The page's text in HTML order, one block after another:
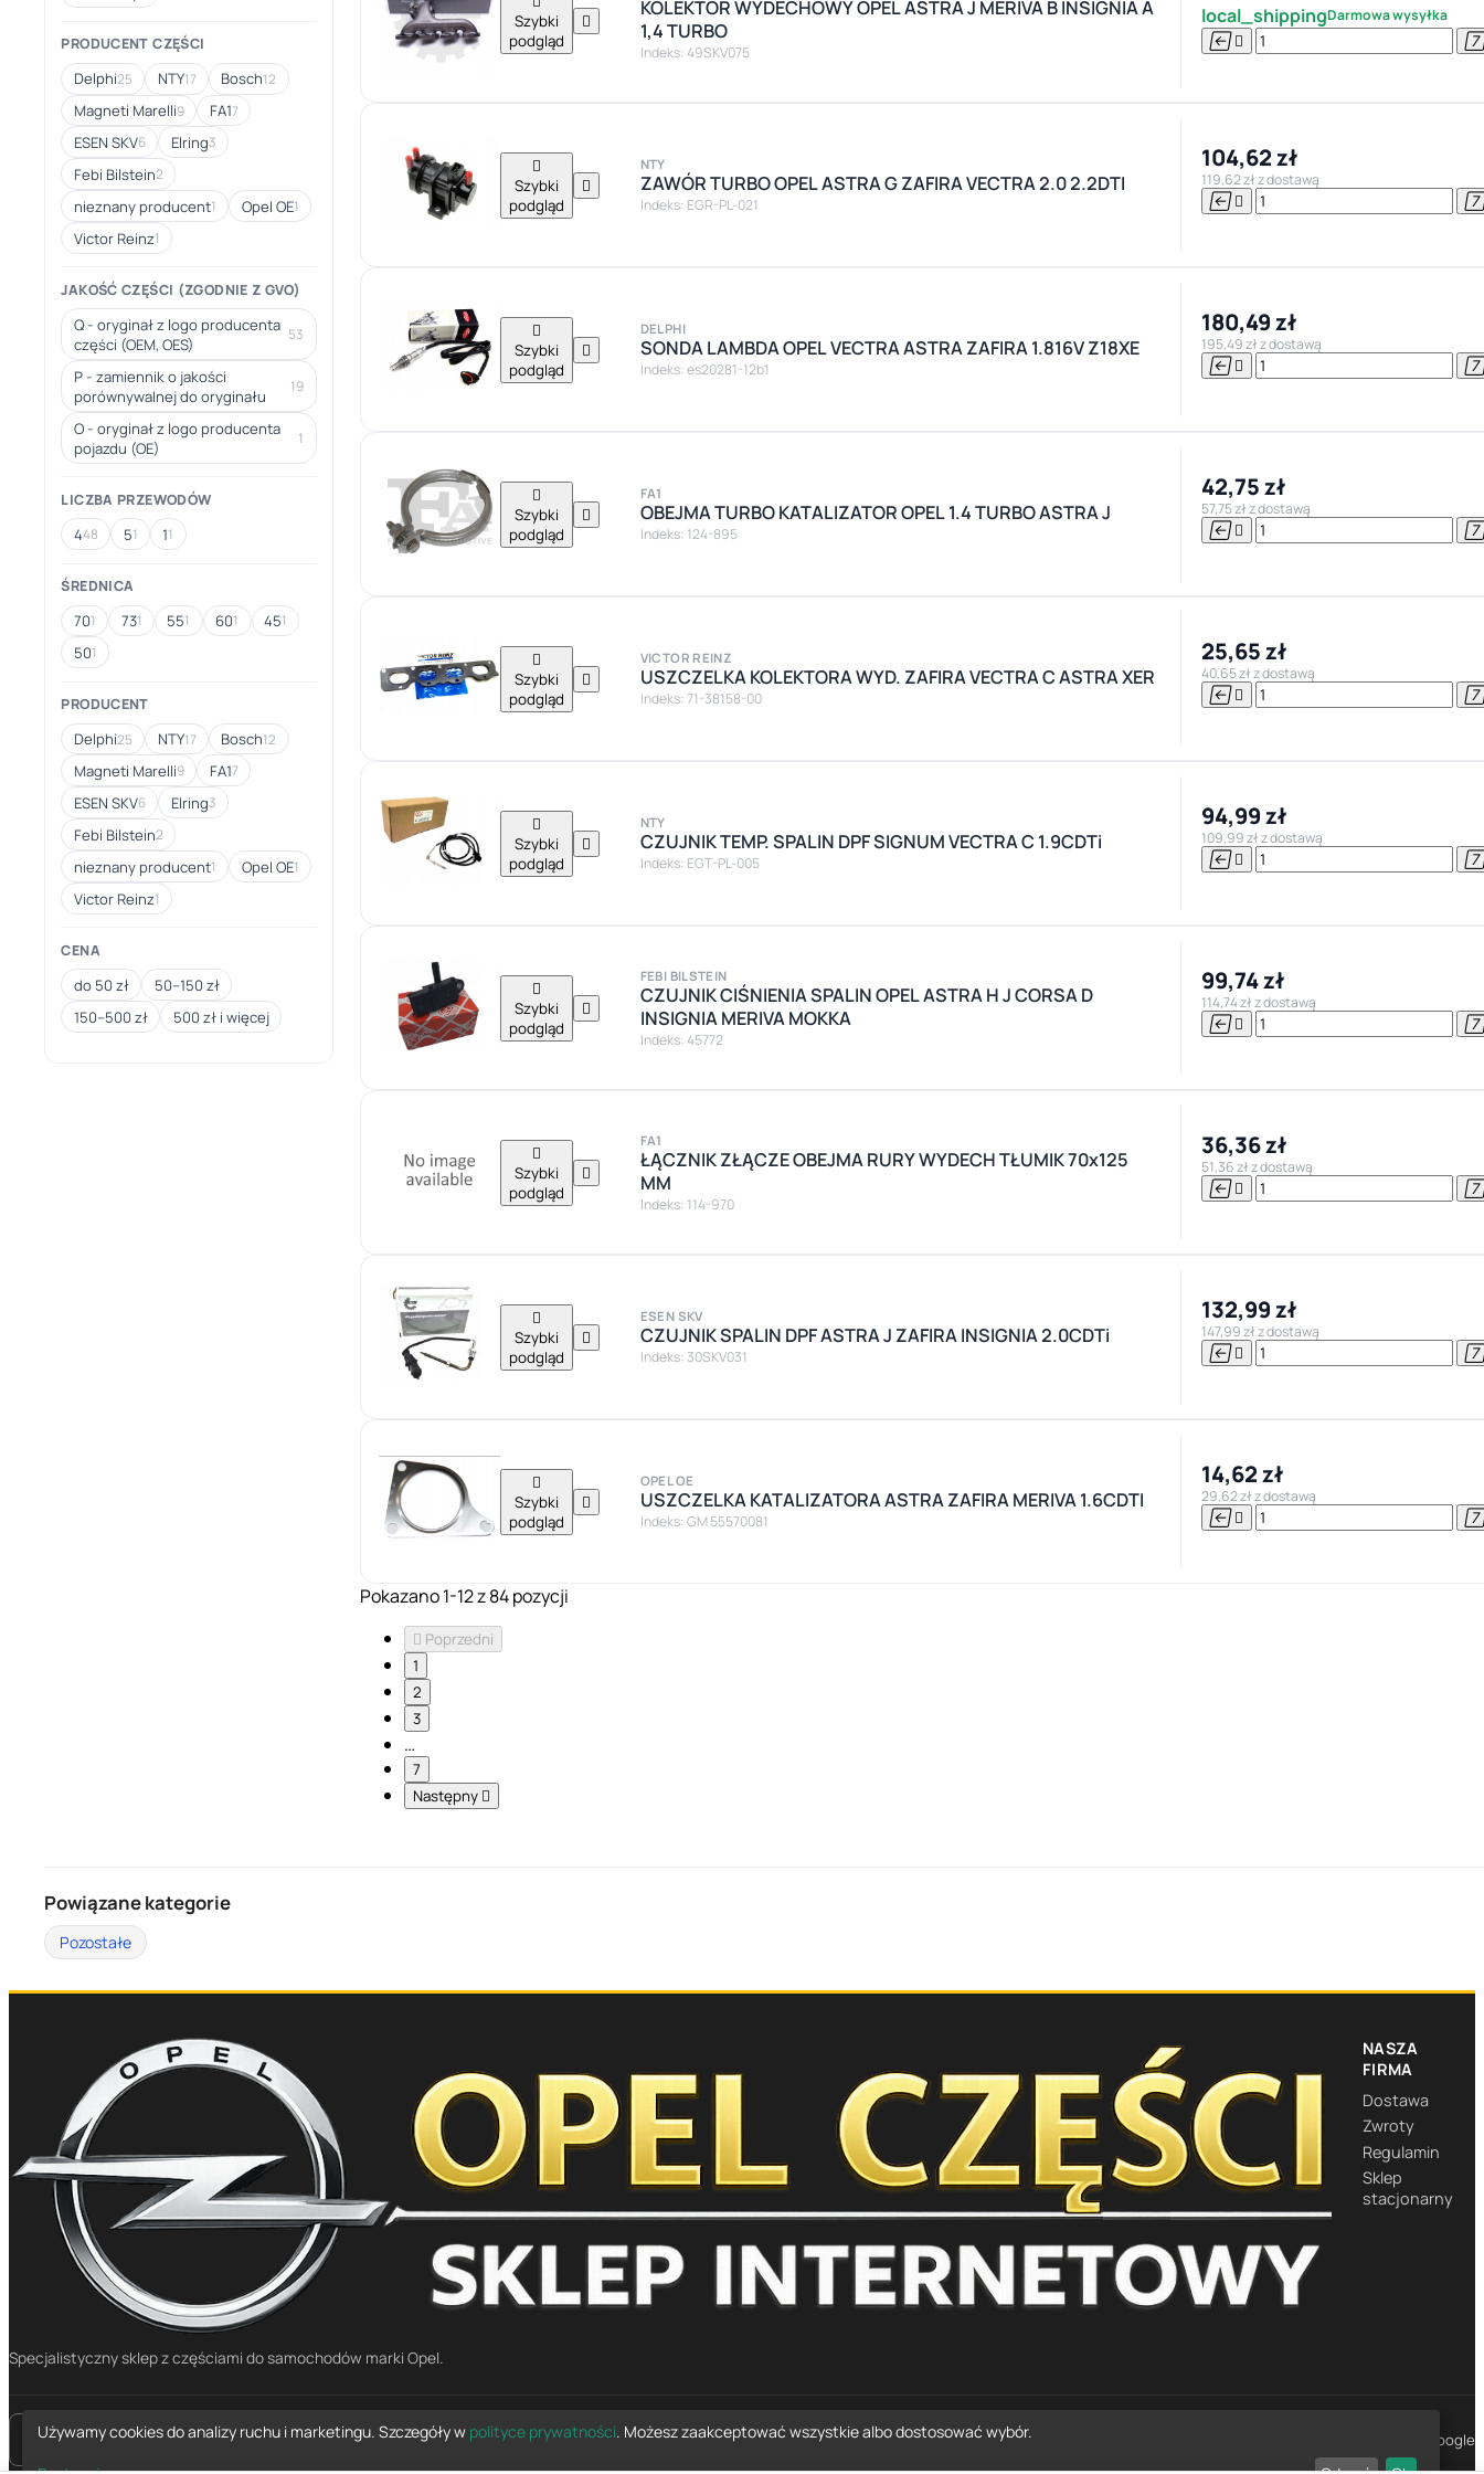
PRODUCENT CZĘŚCI
Delphi25 NTY17 Bosch12
Magneti Marelli9 FA17
ESEN SKV6 Elring3
Febi Bilstein2
nieznany producent1 Opel OE1
Victor Reinz1
JAKOŚĆ CZĘŚCI (ZGODNIE Z GVO)
Q - oryginał z logo producenta
części (OEM, OES)
53
P - zamiennik o jakości
porównywalnej do oryginału
19
O - oryginał z logo producenta
pojazdu (OE)
1
LICZBA PRZEWODÓW
448 51 11
ŚREDNICA
701 731 551 601 451
501
PRODUCENT
Delphi25 NTY17 Bosch12
Magneti Marelli9 FA17
ESEN SKV6 Elring3
Febi Bilstein2
nieznany producent1 Opel OE1
Victor Reinz1
CENA
do 50 zł
50–150 zł
150–500 zł
500 zł i więcej
Szybki
podgląd

KOLEKTOR WYDECHOWY OPEL ASTRA J MERIVA B INSIGNIA A
1,4 TURBO
Indeks: 49SKV075
local_shippingDarmowa wysyłka
 

Szybki
podgląd

NTY
ZAWÓR TURBO OPEL ASTRA G ZAFIRA VECTRA 2.0 2.2DTI
Indeks: EGR-PL-021
104,62 zł
119,62 zł z dostawą
 

Szybki
podgląd

DELPHI
SONDA LAMBDA OPEL VECTRA ASTRA ZAFIRA 1.816V Z18XE
Indeks: es20281-12b1
180,49 zł
195,49 zł z dostawą
 

Szybki
podgląd

FA1
OBEJMA TURBO KATALIZATOR OPEL 1.4 TURBO ASTRA J
Indeks: 124-895
42,75 zł
57,75 zł z dostawą
 

Szybki
podgląd

VICTOR REINZ
USZCZELKA KOLEKTORA WYD. ZAFIRA VECTRA C ASTRA XER
Indeks: 71-38158-00
25,65 zł
40,65 zł z dostawą
 

Szybki
podgląd

NTY
CZUJNIK TEMP. SPALIN DPF SIGNUM VECTRA C 1.9CDTi
Indeks: EGT-PL-005
94,99 zł
109,99 zł z dostawą
 

Szybki
podgląd

FEBI BILSTEIN
CZUJNIK CIŚNIENIA SPALIN OPEL ASTRA H J CORSA D
INSIGNIA MERIVA MOKKA
Indeks: 45772
99,74 zł
114,74 zł z dostawą
 

Szybki
podgląd

FA1
ŁĄCZNIK ZŁĄCZE OBEJMA RURY WYDECH TŁUMIK 70x125
MM
Indeks: 114-970
36,36 zł
51,36 zł z dostawą
 

Szybki
podgląd

ESEN SKV
CZUJNIK SPALIN DPF ASTRA J ZAFIRA INSIGNIA 2.0CDTi
Indeks: 30SKV031
132,99 zł
147,99 zł z dostawą
 

Szybki
podgląd

OPEL OE
USZCZELKA KATALIZATORA ASTRA ZAFIRA MERIVA 1.6CDTI
Indeks: GM 55570081
14,62 zł
29,62 zł z dostawą
 
Pokazano 1-12 z 84 pozycji
 Poprzedni
1
2
3
…
7
Następny 
Powiązane kategorie
Pozostałe
Specjalistyczny sklep z częściami do samochodów marki Opel.
NASZA
FIRMA
Dostawa
Zwroty
Regulamin
Sklep
stacjonarny
placeMapa dojazdu © 2026 opelczesci.com.pl — wszelkie prawa zastrzeżone · 1452 opinie Google
Używamy cookies do analizy ruchu i marketingu. Szczegóły w polityce prywatności. Możesz zaakceptować wszystkie albo dostosować wybór.